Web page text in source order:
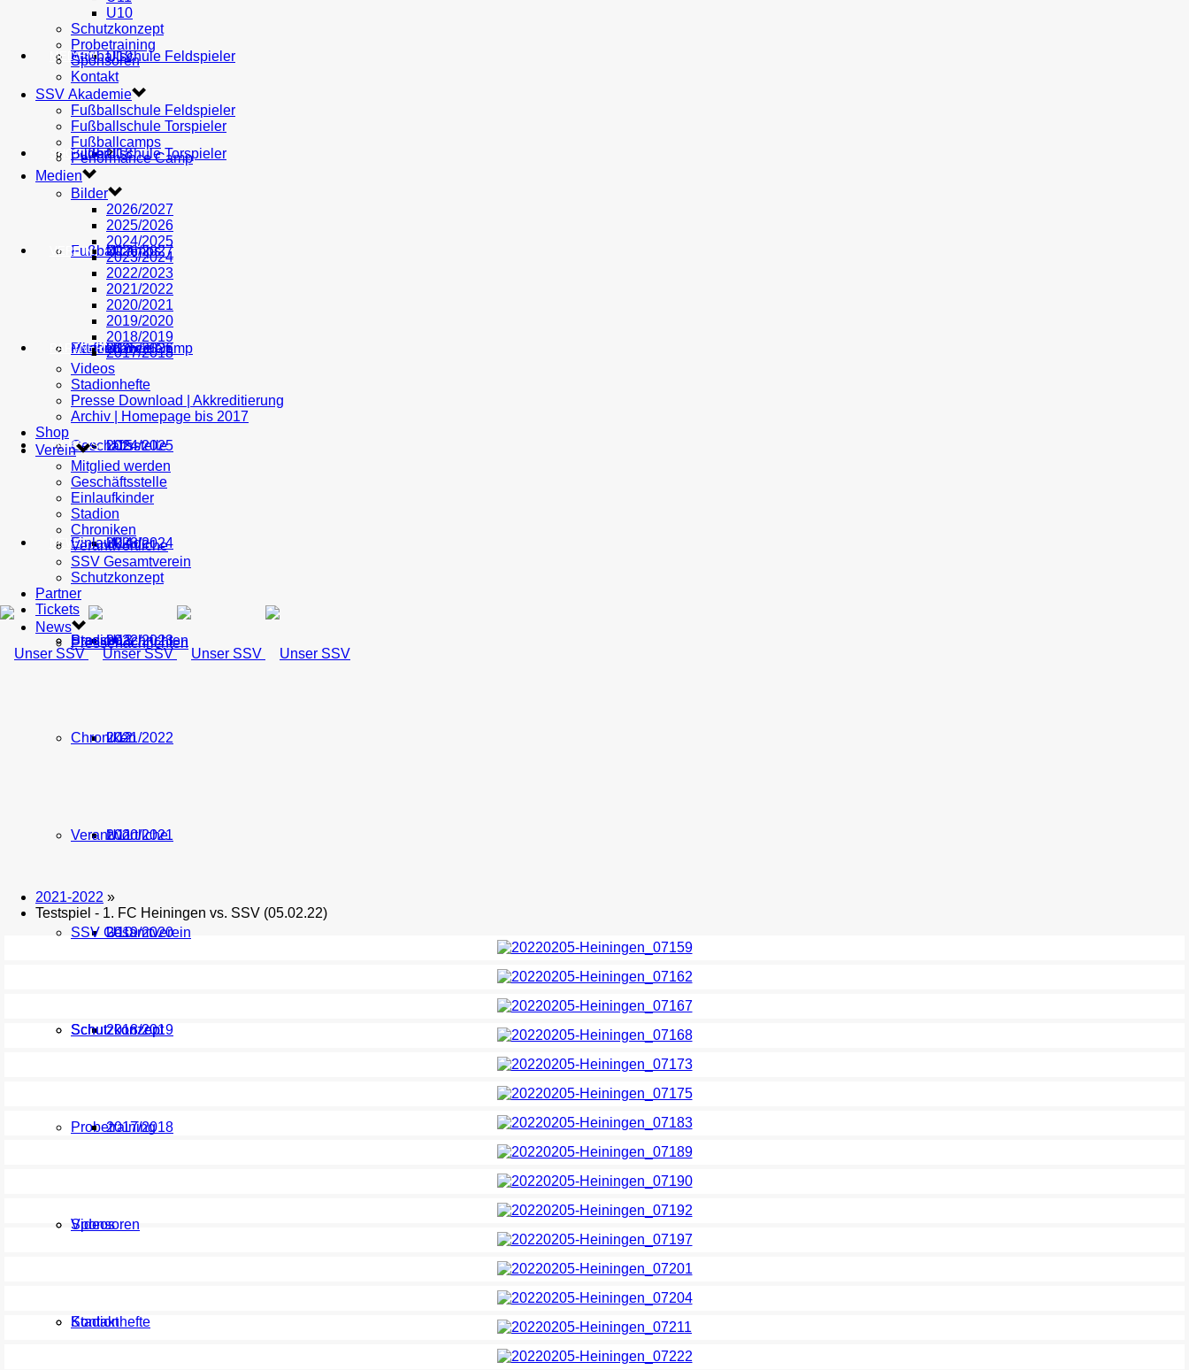
AH U19
U18
U17
U16
U15
U14
U13
U12
U11
U10
Schutzkonzept
Probetraining
Sponsoren
Kontakt
Fußballschule Feldspieler
Fußballschule Torspieler
Fußballcamps
Performance Camp
MEDIEN
Bilder
2026/2027
2025/2026
2024/2025
2023/2024
2022/2023
2021/2022
2020/2021
2019/2020
2018/2019
2017/2018
Videos
Stadionhefte
SHOP
VEREIN
Mitglied werden
Geschäftsstelle
Einlaufkinder
Stadion
Chroniken
Verantwortliche
SSV Gesamtverein
Schutzkonzept
PARTNER
TICKETS
NEWS
Pressenachrichten
U10
Schutzkonzept
Probetraining
Sponsoren
Kontakt
SSV Akademie
Fußballschule Feldspieler
Fußballschule Torspieler
Fußballcamps
Performance Camp
Medien
Bilder
2026/2027
2025/2026
2024/2025
2023/2024
2022/2023
2021/2022
2020/2021
2019/2020
2018/2019
2017/2018
Videos
Stadionhefte
Presse Download | Akkreditierung
Archiv | Homepage bis 2017
Shop
Verein
Mitglied werden
Geschäftsstelle
Einlaufkinder
Stadion
Chroniken
Verantwortliche
SSV Gesamtverein
Schutzkonzept
Partner
Tickets
News
Pressenachrichten
2021-2022 »
Testspiel - 1. FC Heiningen vs. SSV (05.02.22)